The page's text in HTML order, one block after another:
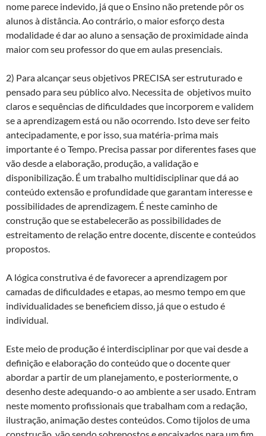
nome parece indevido, já que o Ensino não pretende pôr os
alunos à distância. Ao contrário, o maior esforço desta
modalidade é dar ao aluno a sensação de proximidade ainda
maior com seu professor do que em aulas presenciais.
2) Para alcançar seus objetivos PRECISA ser estruturado e
pensado para seu público alvo. Necessita de objetivos muito
claros e sequências de dificuldades que incorporem e validem
se a aprendizagem está ou não ocorrendo. Isto deve ser feito
antecipadamente, e por isso, sua matéria-prima mais
importante é o Tempo. Precisa passar por diferentes fases que
vão desde a elaboração, produção, a validação e
disponibilização. É um trabalho multidisciplinar que dá ao
conteúdo extensão e profundidade que garantam interesse e
possibilidades de aprendizagem. É neste caminho de
construção que se estabelecerão as possibilidades de
estreitamento de relação entre docente, discente e conteúdos
propostos.
A lógica construtiva é de favorecer a aprendizagem por
camadas de dificuldades e etapas, ao mesmo tempo em que
individualidades se beneficiem disso, já que o estudo é
individual.
Este meio de produção é interdisciplinar por que vai desde a
definição e elaboração do conteúdo que o docente quer
abordar a partir de um planejamento, e posteriormente, o
desenho deste adequando-o ao ambiente a ser usado. Entram
neste momento profissionais que trabalham com a redação,
ilustração, animação destes conteúdos. Como tijolos de uma